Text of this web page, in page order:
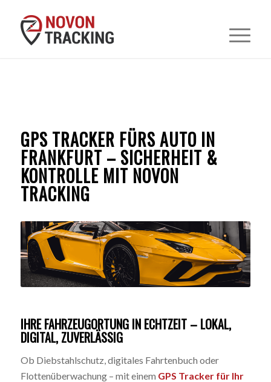
GPS TRACKER FÜRS AUTO IN
FRANKFURT – SICHERHEIT &
KONTROLLE MIT NOVON
TRACKING
IHRE FAHRZEUGORTUNG IN ECHTZEIT – LOKAL,
DIGITAL, ZUVERLÄSSIG
Ob Diebstahlschutz, digitales Fahrtenbuch oder
Flottenüberwachung – mit einem GPS Tracker für Ihr